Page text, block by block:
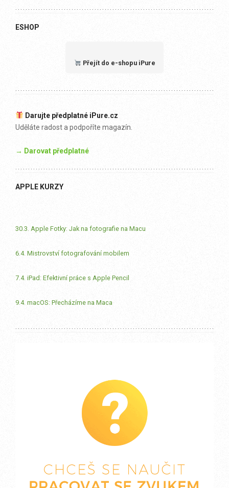
ESHOP
Přejít do e-shopu iPure
Darujte předplatné iPure.cz
Uděláte radost a podpoříte magazín.
→ Darovat předplatné
APPLE KURZY
30.3. Apple Fotky: Jak na fotografie na Macu
6.4. Mistrovství fotografování mobilem
7.4. iPad: Efektivní práce s Apple Pencil
9.4. macOS: Přecházíme na Maca